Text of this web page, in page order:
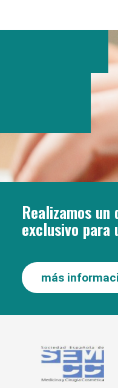
Realizamos
exclusivo para
más